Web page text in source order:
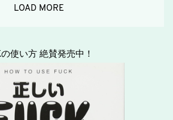
LOAD MORE
使い方 絶賛発売中！